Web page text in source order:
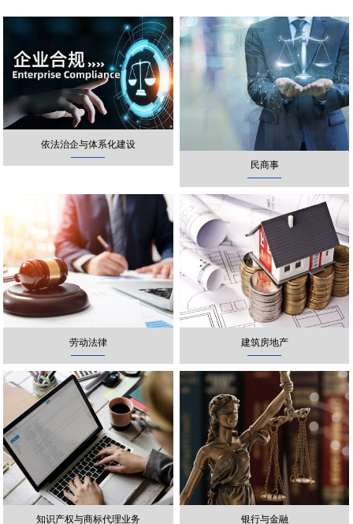
依法治企与体系化建设
民商事
劳动法律 建筑房地产
知识产权与商标代理业务 银行与金融